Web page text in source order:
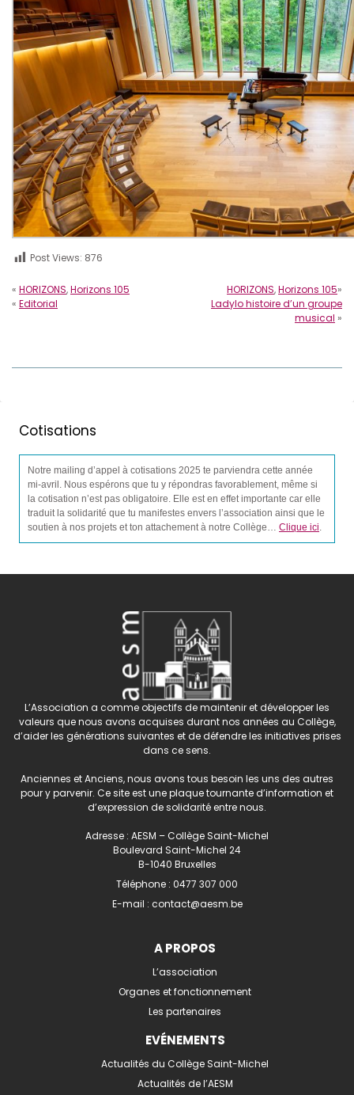
Post Views: 876
« HORIZONS,Horizons 105
« Editorial
HORIZONS,Horizons 105»
Ladylo histoire d’un groupe
musical »
Cotisations
Notre mailing d’appel à cotisations 2025 te parviendra cette année
mi-avril. Nous espérons que tu y répondras favorablement, même si
la cotisation n’est pas obligatoire. Elle est en effet importante car elle
traduit la solidarité que tu manifestes envers l’association ainsi que le
soutien à nos projets et ton attachement à notre Collège… Clique ici
L’Association a comme objectifs de maintenir et développer les
valeurs que nous avons acquises durant nos années au Collège,
d’aider les générations suivantes et de défendre les initiatives prises
dans ce sens.
Anciennes et Anciens, nous avons tous besoin les uns des autres
pour y parvenir. Ce site est une plaque tournante d’information et
d’expression de solidarité entre nous.
Adresse : AESM – Collège Saint-Michel
Boulevard Saint-Michel 24
B-1040 Bruxelles
Téléphone : 0477 307 000
E-mail : contact@aesm.be
A PROPOS
L’association
Organes et fonctionnement
Les partenaires
EVÉNEMENTS
Actualités du Collège Saint-Michel
Actualités de l’AESM